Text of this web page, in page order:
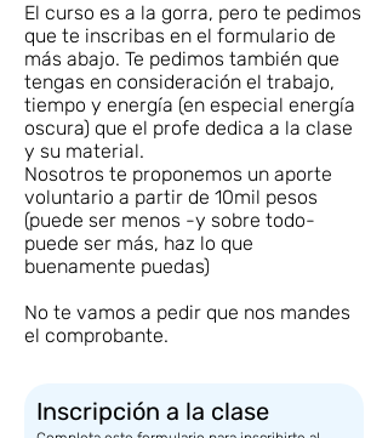
El curso es a la gorra, pero te pedimos
que te inscribas en el formulario de
más abajo. Te pedimos también que
tengas en consideración el trabajo,
tiempo y energía (en especial energía
oscura) que el profe dedica a la clase
y su material.
Nosotros te proponemos un aporte
voluntario a partir de 10mil pesos
(puede ser menos -y sobre todo-
puede ser más, haz lo que
buenamente puedas)
No te vamos a pedir que nos mandes
el comprobante.
Inscripción a la clase